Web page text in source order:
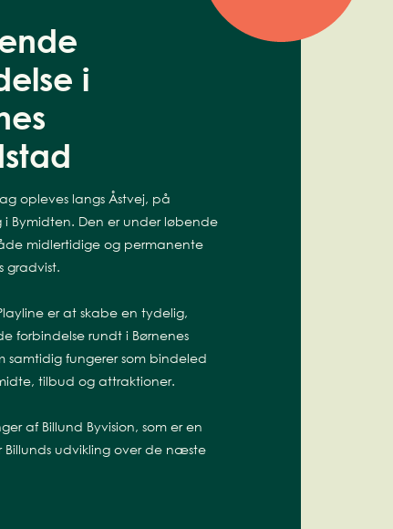
i
opleves langs Åstvej, på
i Bymidten. Den er under løbende
midlertidige og permanente
gradvist.
er at skabe en tydelig,
forbindelse rundt i Børnenes
samtidig fungerer som bindeled
tilbud og attraktioner.
af Billund Byvision, som er en
Billunds udvikling over de næste